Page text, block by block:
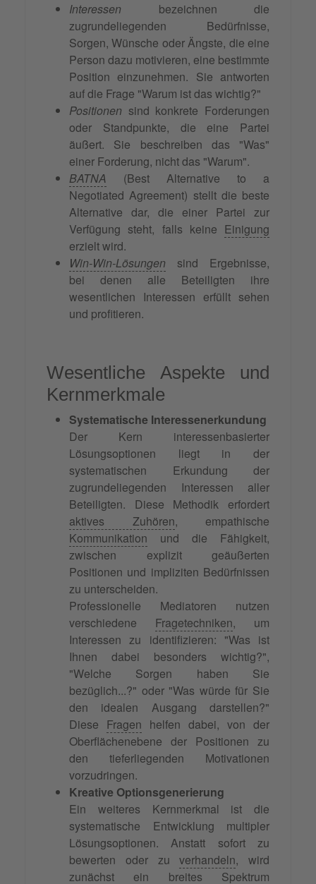
Interessen bezeichnen die
zugrundeliegenden Bedürfnisse,
Sorgen, Wünsche oder Ängste, die eine
Person dazu motivieren, eine bestimmte
Position einzunehmen. Sie antworten
auf die Frage "Warum ist das wichtig?"
Positionen sind konkrete Forderungen
oder Standpunkte, die eine Partei
äußert. Sie beschreiben das "Was"
einer Forderung, nicht das "Warum".
BATNA (Best Alternative to a
Negotiated Agreement) stellt die beste
Alternative dar, die einer Partei zur
Verfügung steht, falls keine Einigung
erzielt wird.
Win-Win-Lösungen sind Ergebnisse,
bei denen alle Beteiligten ihre
wesentlichen Interessen erfüllt sehen
und profitieren.
Wesentliche Aspekte und
Kernmerkmale
Systematische Interessenerkundung
Der Kern interessenbasierter
Lösungsoptionen liegt in der
systematischen Erkundung der
zugrundeliegenden Interessen aller
Beteiligten. Diese Methodik erfordert
aktives Zuhören, empathische
Kommunikation und die Fähigkeit,
zwischen explizit geäußerten
Positionen und impliziten Bedürfnissen
zu unterscheiden.
Professionelle Mediatoren nutzen
verschiedene Fragetechniken, um
Interessen zu identifizieren: "Was ist
Ihnen dabei besonders wichtig?",
"Welche Sorgen haben Sie
bezüglich...?" oder "Was würde für Sie
den idealen Ausgang darstellen?"
Diese Fragen helfen dabei, von der
Oberflächenebene der Positionen zu
den tieferliegenden Motivationen
vorzudringen.
Kreative Optionsgenerierung
Ein weiteres Kernmerkmal ist die
systematische Entwicklung multipler
Lösungsoptionen. Anstatt sofort zu
bewerten oder zuverhandeln, wird
zunächst ein breites Spektrum